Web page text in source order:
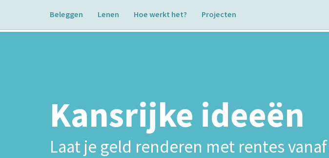
Beleggen Lenen Hoe werkt het? Projecten
Kansrijke ideeën
Laat je geld renderen met rentes vanaf